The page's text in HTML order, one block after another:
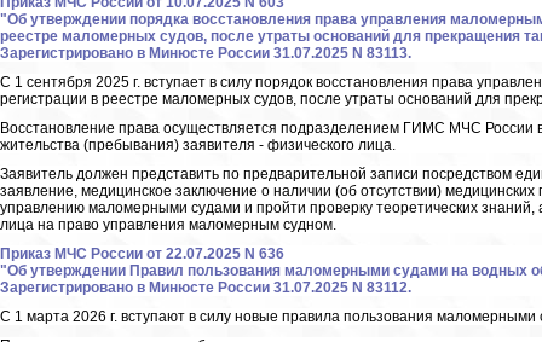
"Об утверждении порядка восстановления права управления
реестре маломерных судов, после утраты оснований для прекращения
Зарегистрировано в Минюсте России 31.07.2025 N 83113.
С 1 сентября 2025 г. вступает в силу порядок восстановления права
регистрации в реестре маломерных судов, после утраты оснований для
Восстановление права осуществляется подразделением ГИМС МЧС России
жительства (пребывания) заявителя - физического лица.
Заявитель должен представить по предварительной записи посредством
заявление, медицинское заключение о наличии (об отсутствии)
управлению маломерными судами и пройти проверку теоретических знаний,
лица на право управления маломерным судном.
Приказ МЧС России от 22.07.2025 N 636
"Об утверждении Правил пользования маломерными судами на водных
Зарегистрировано в Минюсте России 31.07.2025 N 83112.
С 1 марта 2026 г. вступают в силу новые правила пользования маломерными